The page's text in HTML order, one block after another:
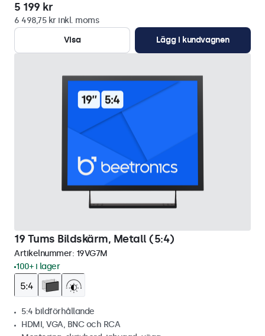
5 199 kr
6 498,75 kr inkl. moms
Visa
Lägg i kundvagnen
19 Tums Bildskärm, Metall (5:4)
Artikelnummer: 19VG7M
100+ i lager
5:4 bildförhållande
HDMI, VGA, BNC och RCA